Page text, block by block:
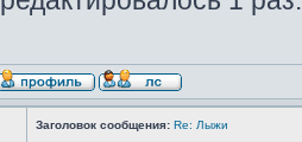
Заголовок сообщения: Re: Лыжи